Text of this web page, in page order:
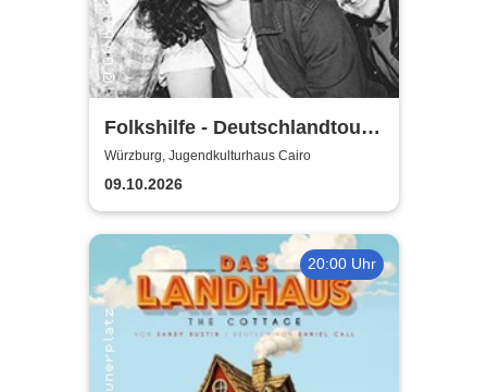
Folkshilfe - Deutschlandtour
2026/2027
Würzburg, Jugendkulturhaus Cairo
09.10.2026
20:00 Uhr